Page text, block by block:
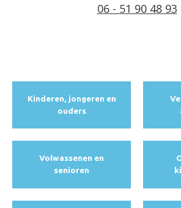
06 - 51 90 48 93
Kinderen, jongeren en
ouders
Volwassenen en
senioren